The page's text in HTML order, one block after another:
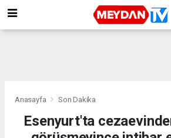
Anasayfa Son Dakika
Esenyurt'ta